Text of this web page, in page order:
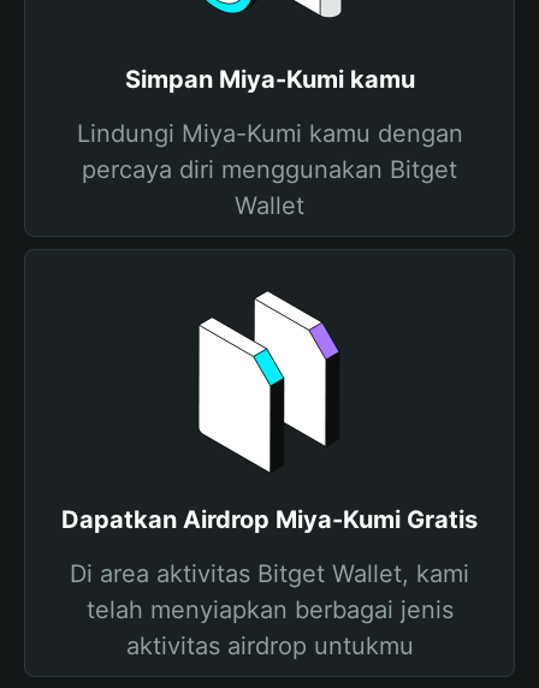
Simpan Miya-Kumi kamu
Lindungi Miya-Kumi kamu dengan
percaya diri menggunakan Bitget
Wallet
Dapatkan Airdrop Miya-Kumi Gratis
Di area aktivitas Bitget Wallet, kami
telah menyiapkan berbagai jenis
aktivitas airdrop untukmu